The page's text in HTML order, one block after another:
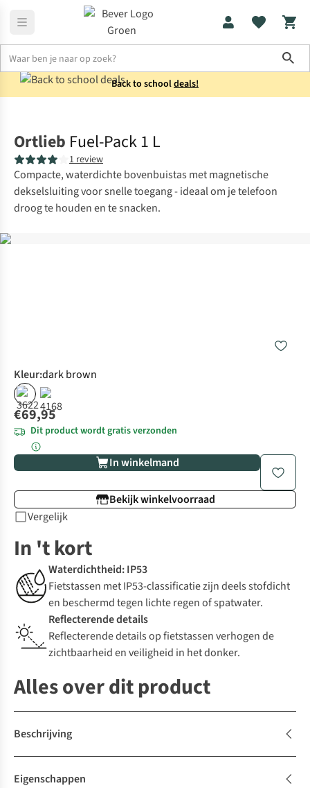
Back to schooldeals!
Ortlieb Fuel-Pack 1 L
1 review
Compacte, waterdichte bovenbuistas met magnetische
dekselsluiting voor snelle toegang - ideaal om je telefoon
droog te houden en te snacken.
Kleur:dark brown
€69,95
Dit product wordt gratis verzonden
In winkelmand
Bekijk winkelvoorraad
Vergelijk
In 't kort
Waterdichtheid: IP53
Fietstassen met IP53-classificatie zijn deels stofdicht
en beschermd tegen lichte regen of spatwater.
Reflecterende details
Reflecterende details op fietstassen verhogen de
zichtbaarheid en veiligheid in het donker.
Alles over dit product
Beschrijving
Eigenschappen